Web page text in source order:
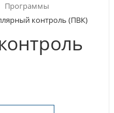
Программы
контроль (ПВК)